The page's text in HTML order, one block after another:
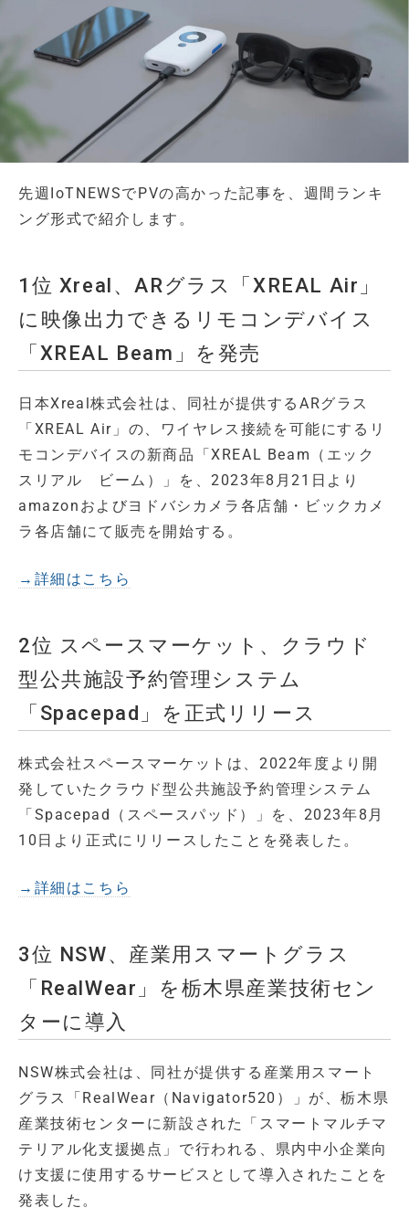
先週IoTNEWSでPVの高かった記事を、週間ランキ
ング形式で紹介します。
1位 Xreal、ARグラス「XREAL Air」
に映像出力できるリモコンデバイス
「XREAL Beam」を発売
日本Xreal株式会社は、同社が提供するARグラス
「XREAL Air」の、ワイヤレス接続を可能にするリ
モコンデバイスの新商品「XREAL Beam（エック
スリアル ビーム）」を、2023年8月21日より
amazonおよびヨドバシカメラ各店舗・ビックカメ
ラ各店舗にて販売を開始する。
→詳細はこちら
2位 スペースマーケット、クラウド
型公共施設予約管理システム
「Spacepad」を正式リリース
株式会社スペースマーケットは、2022年度より開
発していたクラウド型公共施設予約管理システム
「Spacepad（スペースパッド）」を、2023年8月
10日より正式にリリースしたことを発表した。
→詳細はこちら
3位 NSW、産業用スマートグラス
「RealWear」を栃木県産業技術セン
ターに導入
NSW株式会社は、同社が提供する産業用スマート
グラス「RealWear（Navigator520）」が、栃木県
産業技術センターに新設された「スマートマルチマ
テリアル化支援拠点」で行われる、県内中小企業向
け支援に使用するサービスとして導入されたことを
発表した。